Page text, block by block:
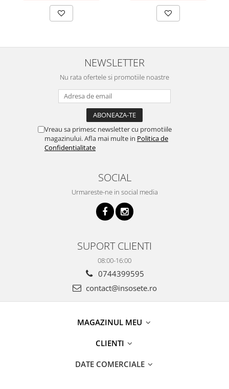
NEWSLETTER
Nu rata ofertele si promotiile noastre
Vreau sa primesc newsletter cu promotiile
magazinului. Afla mai multe in Politica de
Confidentialitate
SOCIAL
Urmareste-ne in social media
SUPORT CLIENTI
08:00-16:00
0744399595
contact@insosete.ro
MAGAZINUL MEU
CLIENTI
DATE COMERCIALE